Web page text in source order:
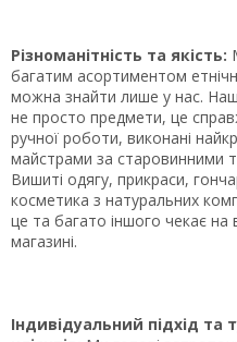
Різноманітність та якість:
багатим асортиментом
можна знайти лише у нас.
не просто предмети, це
ручної роботи, виконані
майстрами за старовинними
Вишиті одягу, прикраси,
косметика з натуральних
це та багато іншого чекає
магазині.
Індивідуальний підхід та